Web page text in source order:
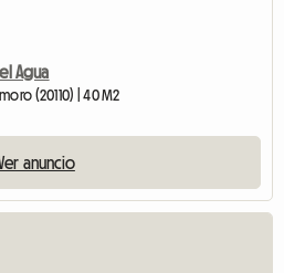
Agua
(20110) | 40 M2
anuncio